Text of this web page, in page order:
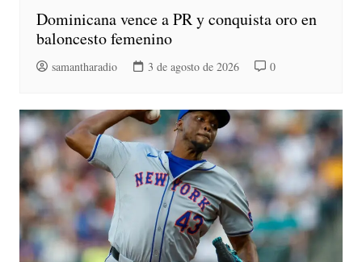
Dominicana vence a PR y conquista oro en
baloncesto femenino
samantharadio 3 de agosto de 2026 0